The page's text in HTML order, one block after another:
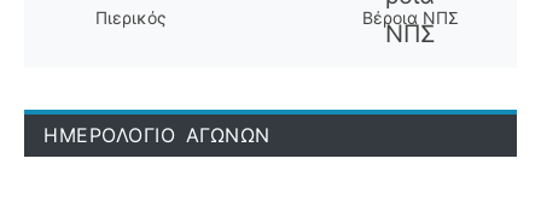
Πιερικός Βέροια ΝΠΣ
ΗΜΕΡΟΛΟΓΙΟ ΑΓΩΝΩΝ